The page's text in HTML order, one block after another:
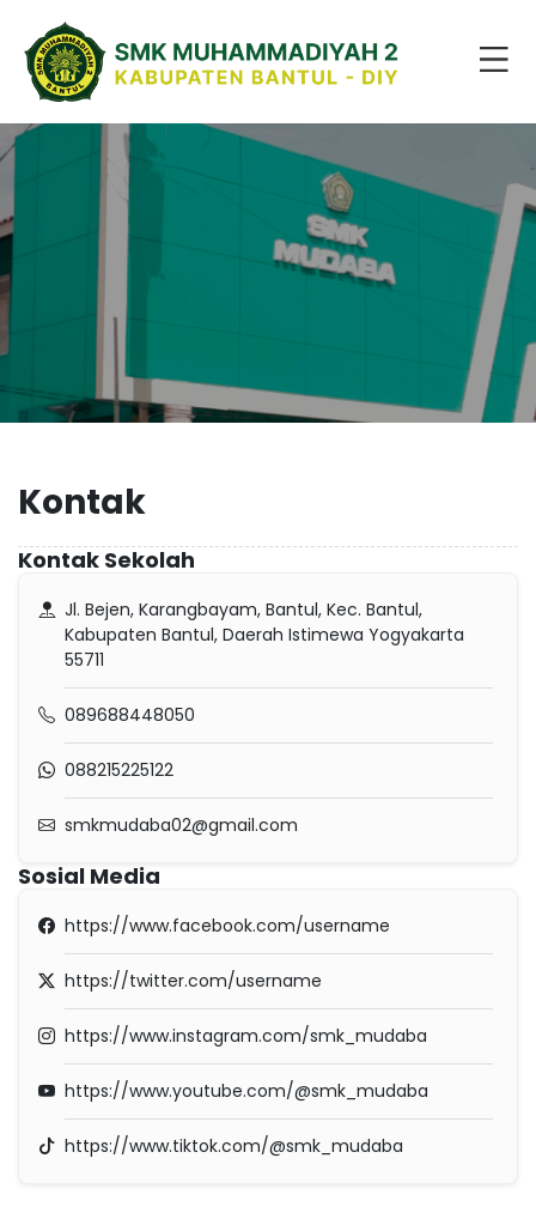
Kontak
Kontak Sekolah
Jl. Bejen, Karangbayam, Bantul, Kec. Bantul,
Kabupaten Bantul, Daerah Istimewa Yogyakarta
55711
089688448050
088215225122
smkmudaba02@gmail.com
Sosial Media
https://www.facebook.com/username
https://twitter.com/username
https://www.instagram.com/smk_mudaba
https://www.youtube.com/@smk_mudaba
https://www.tiktok.com/@smk_mudaba